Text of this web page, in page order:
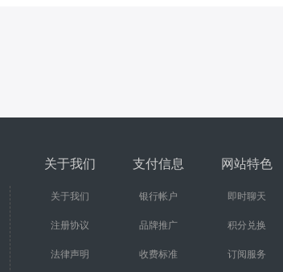
关于我们
关于我们
注册协议
法律声明
支付信息
银行帐户
品牌推广
收费标准
网站特色
即时聊天
积分兑换
订阅服务